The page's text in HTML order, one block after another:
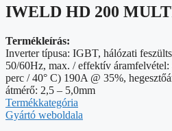
IWELD HD 200
Termékleírás:
Inverter típusa: IGBT, hálózati
50/60Hz, max. / effektív
perc / 40° C) 190A @ 35%,
átmérő: 2,5 – 5,0mm
Termékkategória
Gyártó weboldala